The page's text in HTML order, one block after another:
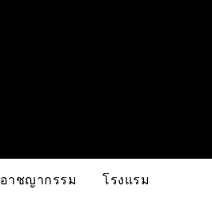
อาชญากรรม โรงแรม